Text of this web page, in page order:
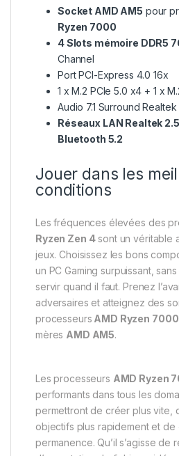
Socket AMD AM5 pour
Ryzen 7000
4 Slots mémoire DDR5
Channel
Port PCI-Express 4.0 16x
1 x M.2 PCIe 5.0 x4 + 1 x
Audio 7.1 Surround Realtek
Réseaux LAN Realtek
Bluetooth 5.2
Jouer dans les
conditions
Les fréquences élevées des
Ryzen Zen 4sont un véritable
jeux. Choisissez les bons
un PC Gaming surpuissant,
servir quand il faut. Prenez
adversaires et atteignez des
processeurs AMD Ryzen 7000
mères AMD AM5.
Les processeurs AMD Ryzen
performants dans tous les
permettront de créer plus vite,
objectifs plus rapidement et de
permanence. Qu’il s’agisse de